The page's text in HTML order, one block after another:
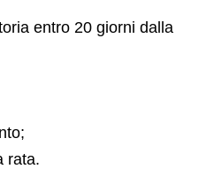
entro 20 giorni dalla
rata.